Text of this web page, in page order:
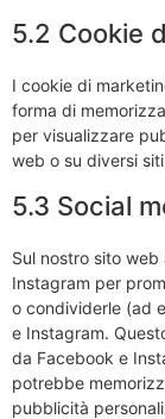
5.2 Cookie
I cookie di
forma di
per visualizzare
web o su diversi
5.3 Social
Sul nostro sito
Instagram per
o condividerle (ad
e Instagram.
da Facebook e
potrebbe
pubblicità